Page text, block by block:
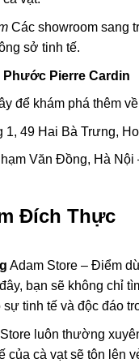
Các showroom sang
sở tinh tế.
Pierre Cardin
để khám phá thêm
49 Hai Bà Trưng,
Văn Đồng, Hà
Đích Thực
Adam Store – Điểm
bạn sẽ không chỉ
tinh tế và độc đáo
luôn thường
cà vạt sẽ tôn lên